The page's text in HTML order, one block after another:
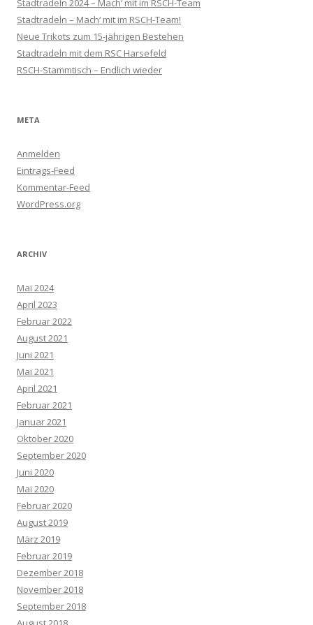
Stadtradeln 2024 – Mach‘ mit im RSCH-Team
Stadtradeln – Mach‘ mit im RSCH-Team!
Neue Trikots zum 15-jährigen Bestehen
Stadtradeln mit dem RSC Harsefeld
RSCH-Stammtisch – Endlich wieder
META
Anmelden
Eintrags-Feed
Kommentar-Feed
WordPress.org
ARCHIV
Mai 2024
April 2023
Februar 2022
August 2021
Juni 2021
Mai 2021
April 2021
Februar 2021
Januar 2021
Oktober 2020
September 2020
Juni 2020
Mai 2020
Februar 2020
August 2019
März 2019
Februar 2019
Dezember 2018
November 2018
September 2018